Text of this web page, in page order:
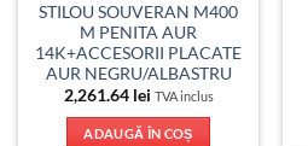
STILOU SOUVERAN M400
M PENITA AUR
14K+ACCESORII PLACATE
AUR NEGRU/ALBASTRU
2,261.64 lei TVA inclus
ADAUGĂ ÎN COȘ